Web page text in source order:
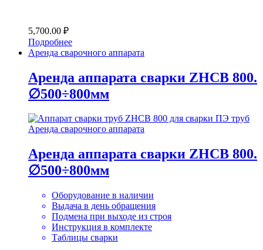
5,700.00 ₽
Подробнее
Аренда сварочного аппарата
Аренда аппарата сварки ZHCB 800.
∅500÷800мм
Аренда сварочного аппарата
Аренда аппарата сварки ZHCB 800.
∅500÷800мм
Оборудование в наличии
Выдача в день обращения
Подмена при выходе из строя
Инструкция в комплекте
Таблицы сварки